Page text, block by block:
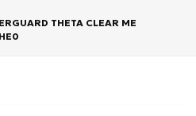
ΤΗΕΤΑ CLEAR ΜΕ